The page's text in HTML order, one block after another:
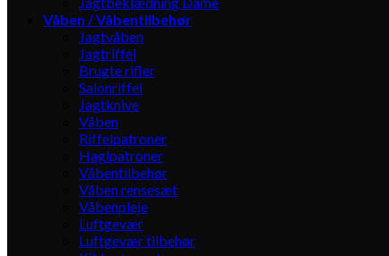
Våben / Våbentilbehør
Jagtvåben
Jagtriffel
Brugte rifler
Salonriffel
Jagtknive
Våben
Riffelpatroner
Haglpatroner
Våbentilbehør
Våben rensesæt
Våbenpleje
Luftgevær
Luftgevær tilbehør